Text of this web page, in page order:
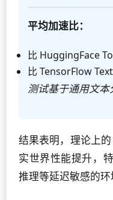
平均加速比：
比 HuggingFace
比 TensorFlow Text
测试基于通用文本
结果表明，理论上
实世界性能提升，
推理等延迟敏感的环